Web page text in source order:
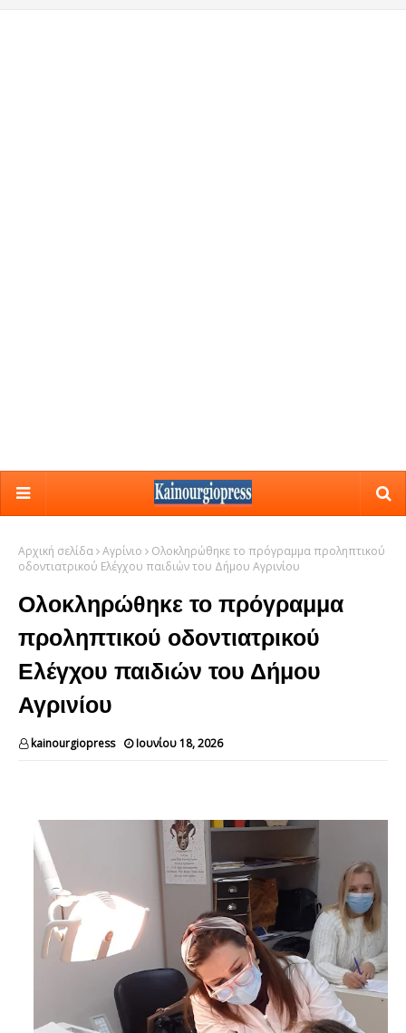
Αρχική σελίδα Αγρίνιο
Ολοκληρώθηκε το πρόγραμμα προληπτικού
οδοντιατρικού Ελέγχου παιδιών του Δήμου Αγρινίου
Ολοκληρώθηκε το πρόγραμμα
προληπτικού οδοντιατρικού
Ελέγχου παιδιών του Δήμου
Αγρινίου
kainourgiopress Ιουνίου 18, 2026